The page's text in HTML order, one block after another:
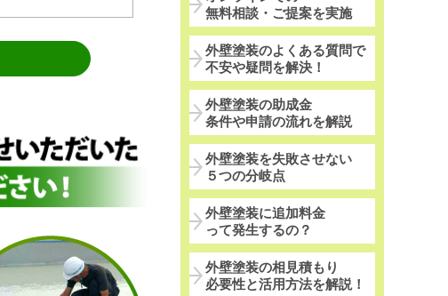
無料相談・ご提案を実施
外壁塗装のよくある質問で
不安や疑問を解決！
外壁塗装の助成金
条件や申請の流れを解説
外壁塗装を失敗させない
５つの分岐点
外壁塗装に追加料金
って発生するの？
外壁塗装の相見積もり
必要性と活用方法を解説！